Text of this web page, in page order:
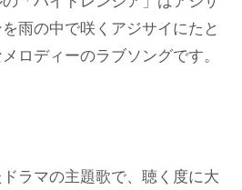
雨の中で咲くアジサイにたと
ロディーのラブソングです。
ラマの主題歌で、聴く度に大